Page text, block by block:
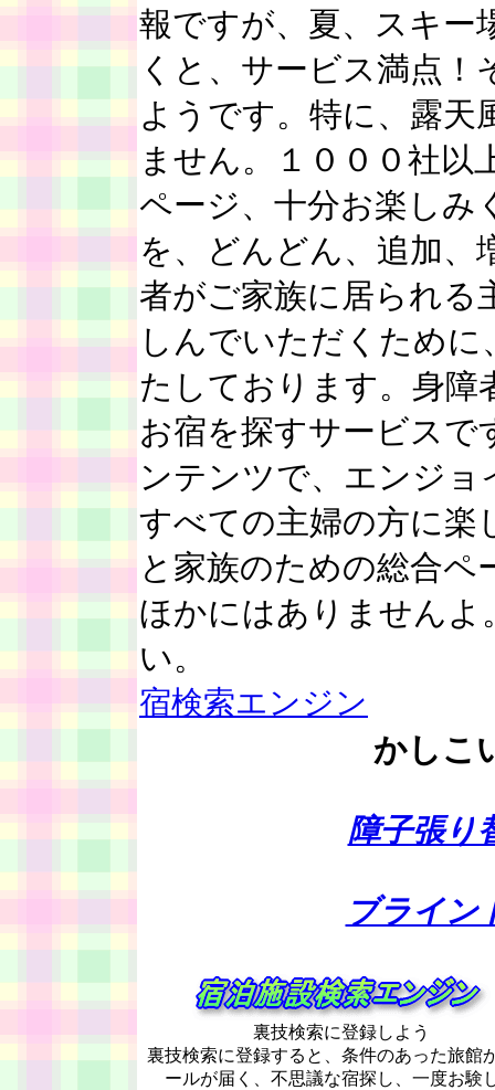
報ですが、夏、スキー
くと、サービス満点
ようです。特に、露天
ません。１０００社以
ページ、十分お楽しみ
を、どんどん、追加、
者がご家族に居られる
しんでいただくために
たしております。身障
お宿を探すサービスで
ンテンツで、エンジ
すべての主婦の方に楽
と家族のための総合
ほかにはありません
い。
宿検索エンジン
かしこ
障子張り
ブライン
裏技検索に登録しよう
裏技検索に登録すると、条件のあった旅館
ールが届く、不思議な宿探し、一度お験